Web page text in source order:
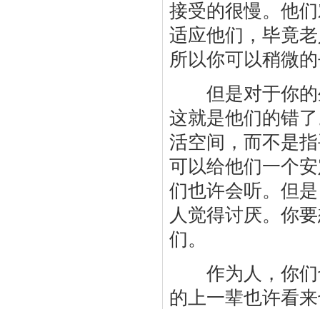
接受的很慢。他
适应他们，毕竟
所以你可以稍微
但是对于你的
这就是他们的错
活空间，而不是
可以给他们一个
们也许会听。但
人觉得讨厌。你
们。
作为人，你们
的上一辈也许看